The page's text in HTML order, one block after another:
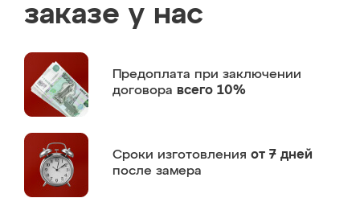
заказе у нас
Предоплата при заключении
договора всего 10%
Сроки изготовления от 7 дней
после замера